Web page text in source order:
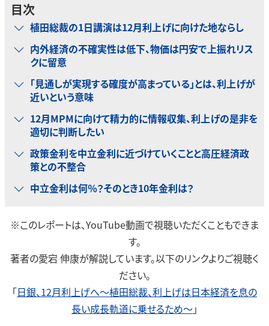
目次
植田総裁の1日講演は12月利上げに向けた地ならし
内外経済の不確実性は低下、物価は円安で上振れリス
クに留意
「見通しが実現する確度が高まっている」とは、利上げが
近いという意味
12月MPMに向けて精力的に情報収集、利上げの是非を
適切に判断したい
政策金利を中立金利に近づけていくことと高圧経済政
策との不整合
中立金利は何％？そのとき10年金利は？
※このレポートは、YouTube動画で視聴いただくこともできま
す。
著者の愛宕 伸康が解説しています。以下のリンクよりご視聴く
ださい。
「日銀、12月利上げへ～植田総裁、利上げは日本経済を息の
長い成長軌道に乗せるため～」